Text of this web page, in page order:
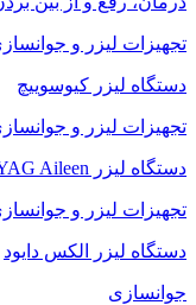
تجهیزات لیزر و
دستگاه لیزر کیوسوییچ
تجهیزات لیزر و
دستگاه لیزر ND YAG Aileen
تجهیزات لیزر و
دستگاه لیزر الکس دایود
جوانسازی